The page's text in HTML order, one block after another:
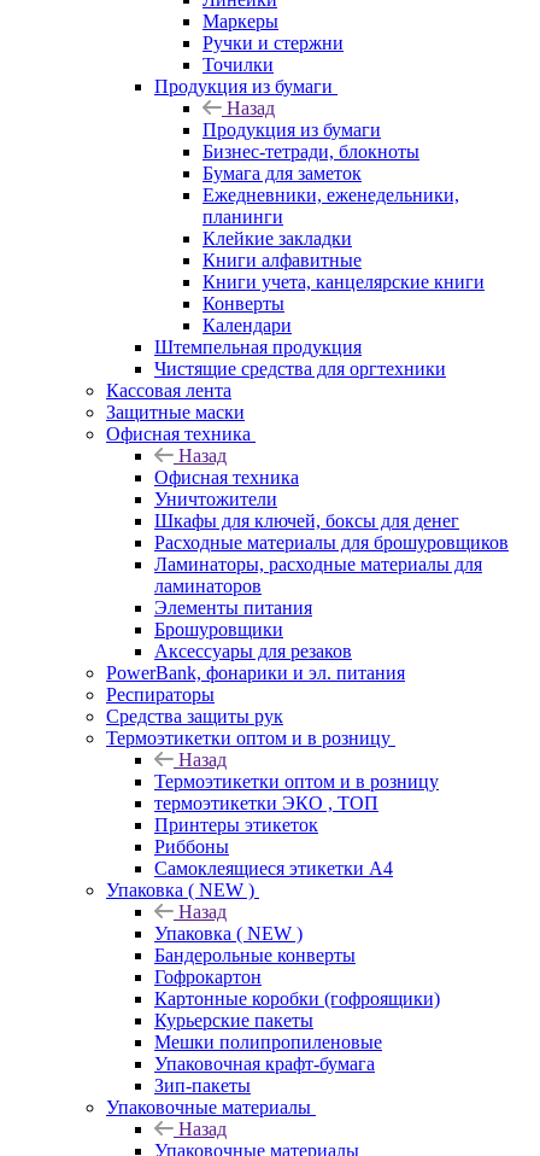
Маркеры
Ручки и стержни
Точилки
Продукция из бумаги
Назад
Продукция из бумаги
Бизнес-тетради, блокноты
Бумага для заметок
Ежедневники, еженедельники,
планинги
Клейкие закладки
Книги алфавитные
Книги учета, канцелярские книги
Конверты
Календари
Штемпельная продукция
Чистящие средства для оргтехники
Кассовая лента
Защитные маски
Офисная техника
Назад
Офисная техника
Уничтожители
Шкафы для ключей, боксы для денег
Расходные материалы для брошуровщиков
Ламинаторы, расходные материалы для
ламинаторов
Элементы питания
Брошуровщики
Аксессуары для резаков
PowerBank, фонарики и эл. питания
Респираторы
Средства защиты рук
Термоэтикетки оптом и в розницу
Назад
Термоэтикетки оптом и в розницу
термоэтикетки ЭКО , ТОП
Принтеры этикеток
Риббоны
Самоклеящиеся этикетки А4
Упаковка ( NEW )
Назад
Упаковка ( NEW )
Бандерольные конверты
Гофрокартон
Картонные коробки (гофроящики)
Курьерские пакеты
Мешки полипропиленовые
Упаковочная крафт-бумага
Зип-пакеты
Упаковочные материалы
Назад
Упаковочные материалы